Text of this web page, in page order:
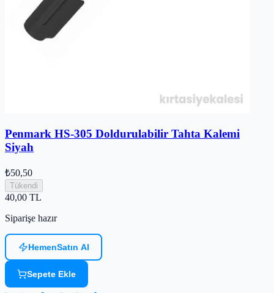
Penmark HS-305 Doldurulabilir Tahta Kalemi
Siyah
₺50,50
Tükendi
40,00 TL
Siparişe hazır
HemenSatın Al
Sepete Ekle